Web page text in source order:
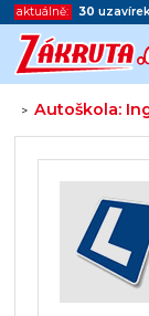
aktuálně: 30 uzavírek
>Autoškola: